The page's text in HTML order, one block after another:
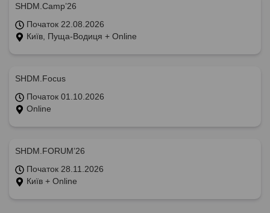
SHDM.Camp’26
Початок 22.08.2026
Київ, Пуща-Водиця + Online
SHDM.Focus
Початок 01.10.2026
Online
SHDM.FORUM’26
Початок 28.11.2026
Київ + Online